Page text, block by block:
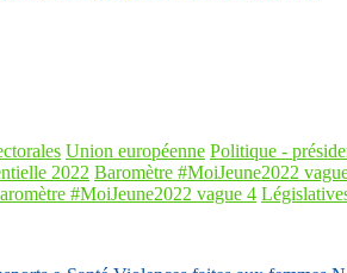
Union européenne Politique -
2022 Baromètre #MoiJeune2022
#MoiJeune2022 vague 4